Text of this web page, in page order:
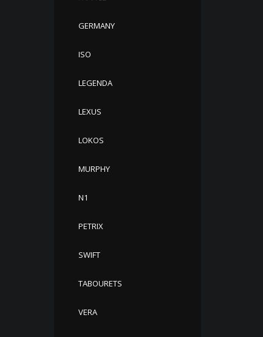
GERMANY
ISO
LEGENDA
LEXUS
LOKOS
MURPHY
N1
PETRIX
SWIFT
TABOURETS
VERA